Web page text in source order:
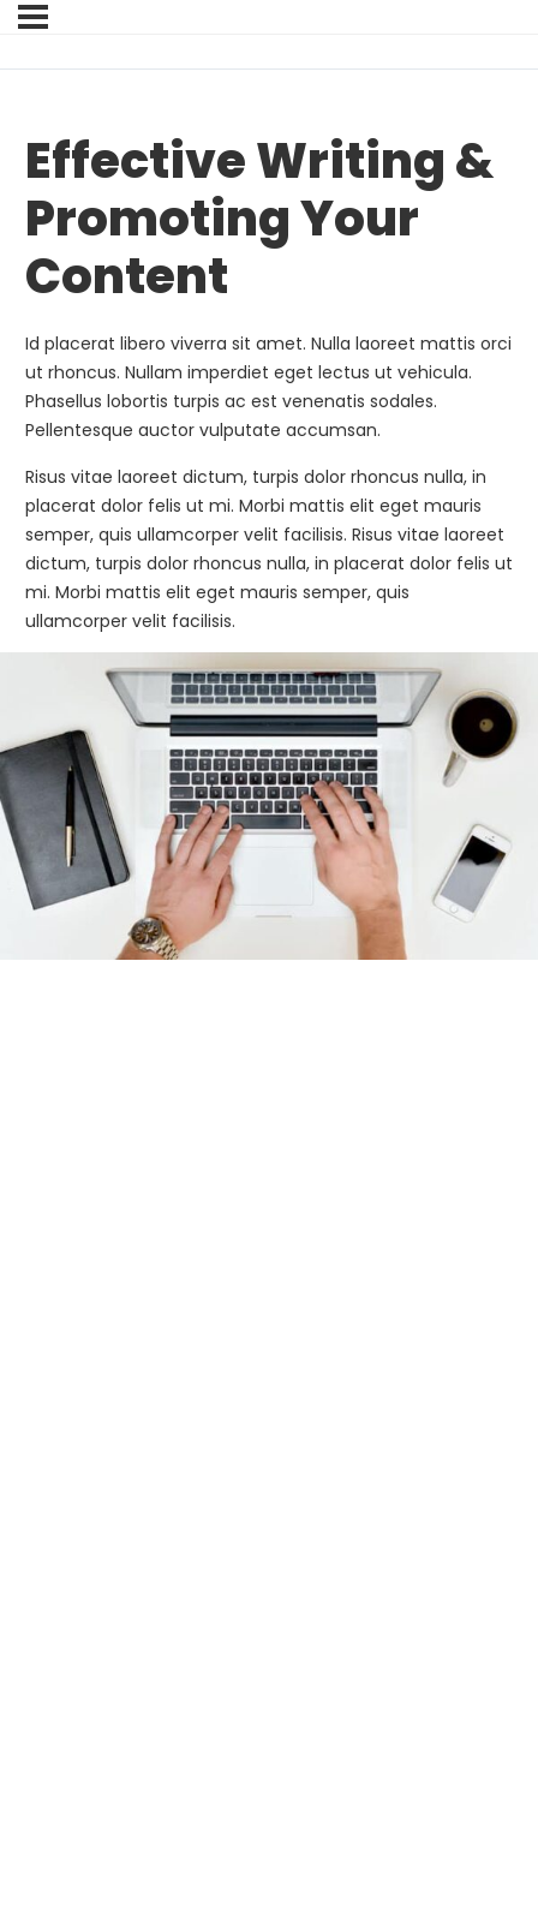
Effective Writing &
Promoting Your
Content
Id placerat libero viverra sit amet. Nulla laoreet mattis orci
ut rhoncus. Nullam imperdiet eget lectus ut vehicula.
Phasellus lobortis turpis ac est venenatis sodales.
Pellentesque auctor vulputate accumsan.
Risus vitae laoreet dictum, turpis dolor rhoncus nulla, in
placerat dolor felis ut mi. Morbi mattis elit eget mauris
semper, quis ullamcorper velit facilisis. Risus vitae laoreet
dictum, turpis dolor rhoncus nulla, in placerat dolor felis ut
mi. Morbi mattis elit eget mauris semper, quis
ullamcorper velit facilisis.